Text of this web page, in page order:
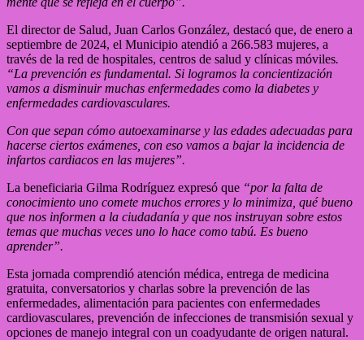
El director de Salud, Juan Carlos González, destacó que, de enero a
septiembre de 2024, el Municipio atendió a 266.583 mujeres, a
través de la red de hospitales, centros de salud y clínicas móviles.
“La prevención es fundamental. Si logramos la concientización
vamos a disminuir muchas enfermedades como la diabetes y
enfermedades cardiovasculares.
Con que sepan cómo autoexaminarse y las edades adecuadas para
hacerse ciertos exámenes, con eso vamos a bajar la incidencia de
infartos cardiacos en las mujeres”.
La beneficiaria Gilma Rodríguez expresó que “por la falta de
conocimiento uno comete muchos errores y lo minimiza, qué bueno
que nos informen a la ciudadanía y que nos instruyan sobre estos
temas que muchas veces uno lo hace como tabú. Es bueno
aprender”.
Esta jornada comprendió atención médica, entrega de medicina
gratuita, conversatorios y charlas sobre la prevención de las
enfermedades, alimentación para pacientes con enfermedades
cardiovasculares, prevención de infecciones de transmisión sexual y
opciones de manejo integral con un coadyudante de origen natural.